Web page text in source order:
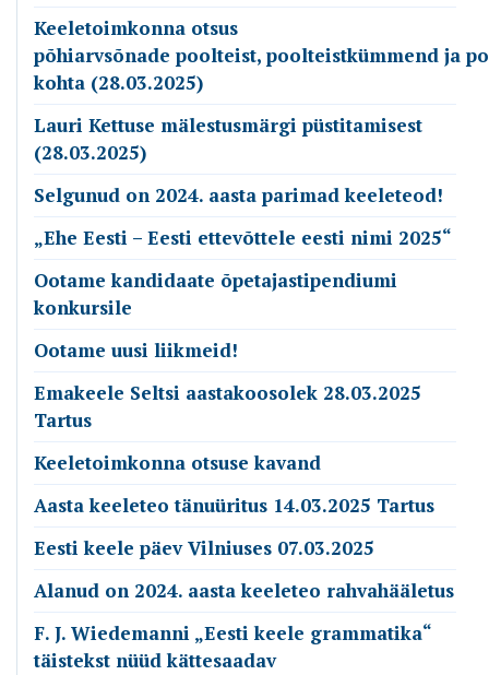
Keeletoimkonna otsus
põhiarvsõnade poolteist, poolteistkümmend ja
kohta (28.03.2025)
Lauri Kettuse mälestusmärgi püstitamisest
(28.03.2025)
Selgunud on 2024. aasta parimad keeleteod!
„Ehe Eesti – Eesti ettevõttele eesti nimi 2025“
Ootame kandidaate õpetajastipendiumi
konkursile
Ootame uusi liikmeid!
Emakeele Seltsi aastakoosolek 28.03.2025
Tartus
Keeletoimkonna otsuse kavand
Aasta keeleteo tänuüritus 14.03.2025 Tartus
Eesti keele päev Vilniuses 07.03.2025
Alanud on 2024. aasta keeleteo rahvahääletus
F. J. Wiedemanni „Eesti keele grammatika“
täistekst nüüd kättesaadav